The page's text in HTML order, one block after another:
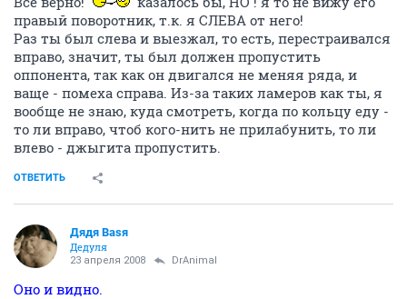
правый поворотник, т.к. я СЛЕВА от него!
Раз ты был слева и выезжал, то есть, перестраивался
вправо, значит, ты был должен пропустить
оппонента, так как он двигался не меняя ряда, и
ваще - помеха справа. Из-за таких ламеров как ты, я
вообще не знаю, куда смотреть, когда по кольцу еду -
то ли вправо, чтоб кого-нить не прилабунить, то ли
влево - джыгита пропустить.
ОТВЕТИТЬ
Дядя Ваsя
Дедуля
23 апреля 2008 DrAnimal
Оно и видно.